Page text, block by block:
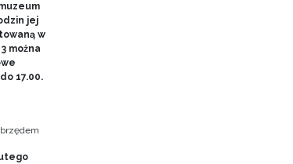
jej
w
można
17.00.